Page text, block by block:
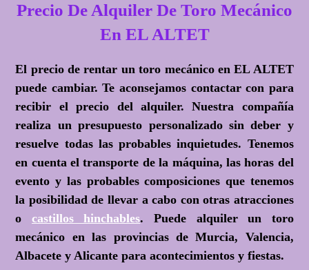
Precio De Alquiler De Toro Mecánico
En EL ALTET
El precio de rentar un toro mecánico en EL ALTET
puede cambiar. Te aconsejamos contactar con para
recibir el precio del alquiler. Nuestra compañía
realiza un presupuesto personalizado sin deber y
resuelve todas las probables inquietudes. Tenemos
en cuenta el transporte de la máquina, las horas del
evento y las probables composiciones que tenemos
la posibilidad de llevar a cabo con otras atracciones
o castillos hinchables. Puede alquiler un toro
mecánico en las provincias de Murcia, Valencia,
Albacete y Alicante para acontecimientos y fiestas.